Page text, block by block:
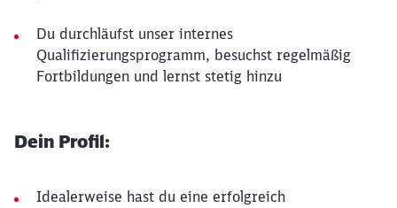
Du durchläufst unser internes
Qualifizierungsprogramm, besuchst regelmäßig
Fortbildungen und lernst stetig hinzu
Dein Profil:
Idealerweise hast du eine erfolgreich